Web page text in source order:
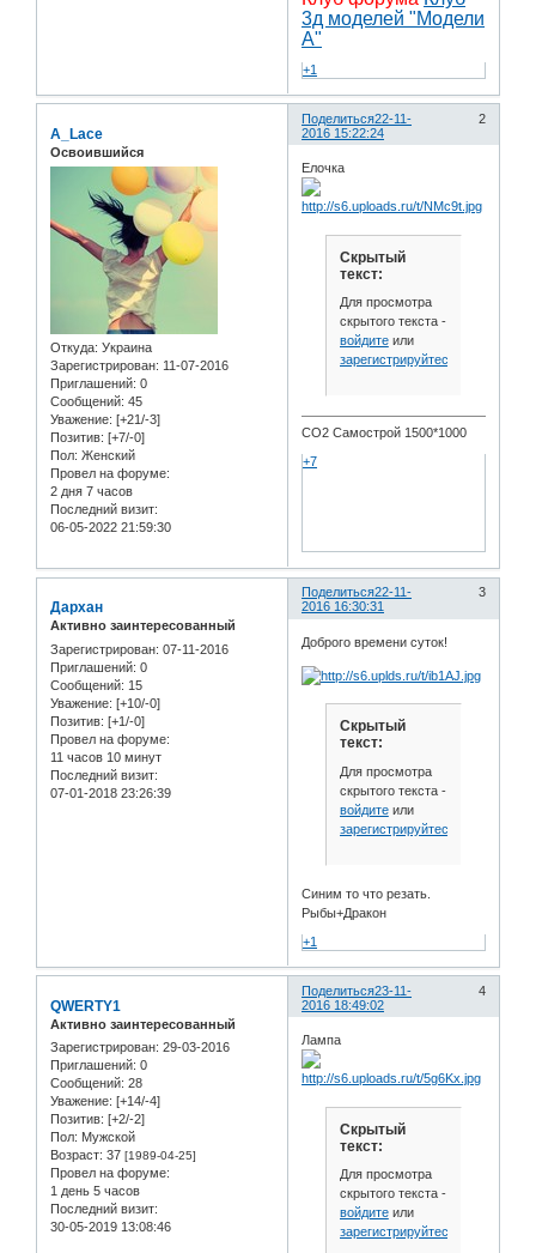
3д моделей "Модели
А"
+1
Поделиться 2
22-11-
2016 15:22:24
A_Lace
Освоившийся
Откуда: Украина
Зарегистрирован: 11-07-2016
Приглашений: 0
Сообщений: 45
Уважение: [+21/-3]
Позитив: [+7/-0]
Пол: Женский
Провел на форуме:
2 дня 7 часов
Последний визит:
06-05-2022 21:59:30
Елочка
Скрытый
текст:
Для просмотра
скрытого текста -
войдитеили
зарегистрируйтесь
СО2 Самострой 1500*1000
+7
Поделиться 3
22-11-
2016 16:30:31
Дархан
Активно заинтересованный
Зарегистрирован: 07-11-2016
Приглашений: 0
Сообщений: 15
Уважение: [+10/-0]
Позитив: [+1/-0]
Провел на форуме:
11 часов 10 минут
Последний визит:
07-01-2018 23:26:39
Доброго времени суток!
Скрытый
текст:
Для просмотра
скрытого текста -
войдитеили
зарегистрируйтесь
Синим то что резать.
Рыбы+Дракон
+1
Поделиться 4
23-11-
2016 18:49:02
QWERTY1
Активно заинтересованный
Зарегистрирован: 29-03-2016
Приглашений: 0
Сообщений: 28
Уважение: [+14/-4]
Позитив: [+2/-2]
Пол: Мужской
Возраст: 37 [1989-04-25]
Провел на форуме:
1 день 5 часов
Последний визит:
30-05-2019 13:08:46
Лампа
Скрытый
текст:
Для просмотра
скрытого текста -
войдитеили
зарегистрируйтесь